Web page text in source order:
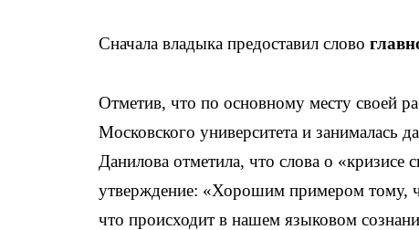
Сначала владыка предоставил слово
Отметив, что по основному месту своей
Московского университета и занималась
Данилова отметила, что слова о
утверждение: «Хорошим примером тому,
что происходит в нашем языковом